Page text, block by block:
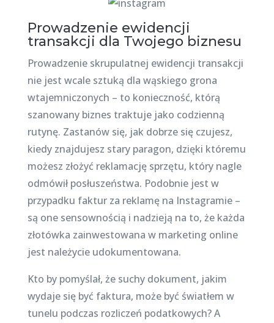
Prowadzenie ewidencji
transakcji dla Twojego biznesu
Prowadzenie skrupulatnej ewidencji transakcji
nie jest wcale sztuką dla wąskiego grona
wtajemniczonych – to konieczność, którą
szanowany biznes traktuje jako codzienną
rutynę. Zastanów się, jak dobrze się czujesz,
kiedy znajdujesz stary paragon, dzięki któremu
możesz złożyć reklamację sprzętu, który nagle
odmówił posłuszeństwa. Podobnie jest w
przypadku faktur za reklamę na Instagramie –
są one sensownością i nadzieją na to, że każda
złotówka zainwestowana w marketing online
jest należycie udokumentowana.
Kto by pomyślał, że suchy dokument, jakim
wydaje się być faktura, może być światłem w
tunelu podczas rozliczeń podatkowych? A